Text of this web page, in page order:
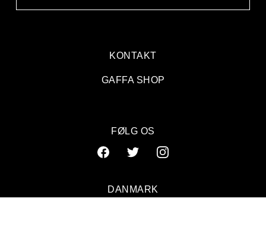
KONTAKT
GAFFA SHOP
FØLG OS
DANMARK